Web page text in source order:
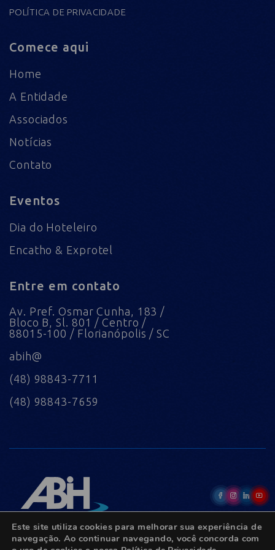
POLÍTICA DE PRIVACIDADE
Comece aqui
Home
A Entidade
Associados
Notícias
Contato
Eventos
Dia do Hoteleiro
Encatho & Exprotel
Entre em contato
Av. Pref. Osmar Cunha, 183 /
Bloco B, Sl. 801 / Centro /
88015-100 / Florianópolis / SC
abih@
(48) 98843-7711
(48) 98843-7659
Este site utiliza cookies para melhorar sua experiência de
navegação. Ao continuar navegando, você concorda com